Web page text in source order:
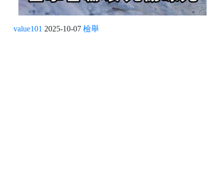
value101 2025-10-07 檢舉